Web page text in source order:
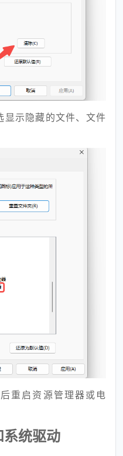
显示隐藏的文件、文件
重启资源管理器或电
统驱动